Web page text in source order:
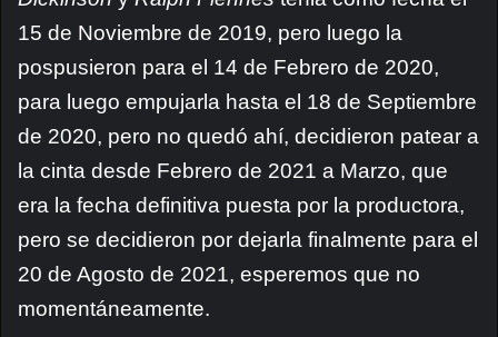
15 de Noviembre de 2019, pero luego la
pospusieron para el 14 de Febrero de 2020,
para luego empujarla hasta el 18 de Septiembre
de 2020, pero no quedó ahí, decidieron patear a
la cinta desde Febrero de 2021 a Marzo, que
era la fecha definitiva puesta por la productora,
pero se decidieron por dejarla finalmente para el
20 de Agosto de 2021, esperemos que no
momentáneamente.